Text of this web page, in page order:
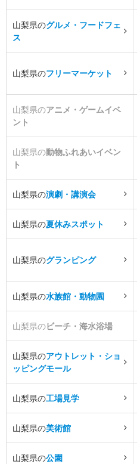
山梨県のグルメ・フードフェ
ス
山梨県のフリーマーケット
山梨県のアニメ・ゲームイベ
ント
山梨県の動物ふれあいイベン
ト
山梨県の演劇・講演会
山梨県の夏休みスポット
山梨県のグランピング
山梨県の水族館・動物園
山梨県のビーチ・海水浴場
山梨県のアウトレット・ショ
ッピングモール
山梨県の工場見学
山梨県の美術館
山梨県の公園